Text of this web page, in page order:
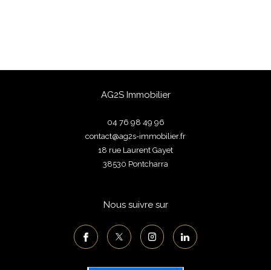
AG2S Immobilier
04 76 98 49 96
contact@ag2s-immobilier.fr
18 rue Laurent Gayet
38530
pontcharra
Nous suivre sur